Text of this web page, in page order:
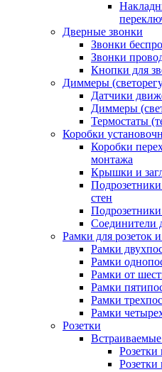
Дверные звонки
Звонки
Звонки
Кнопки для
Диммеры
Датчики
Диммеры
Термостаты
Коробки
Коробки
монтажа
Крышки и
стен
Соединители
Рамки для розеток
Рамки
Рамки
Рамки от
Рамки
Рамки
Рамки
Розетки
Встраиваемые